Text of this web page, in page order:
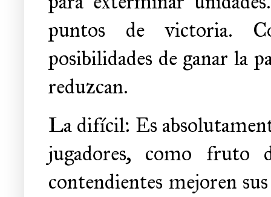
puntos de victoria.
posibilidades de ganar la
reduzcan.
La difícil: Es
jugadores, como fruto
contendientes mejoren